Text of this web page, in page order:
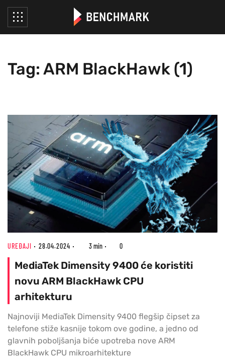
Tag: ARM BlackHawk (1)
UREĐAJI 28.04.2024 3 min 0
MediaTek Dimensity 9400 će koristiti
novu ARM BlackHawk CPU
arhitekturu
Najnoviji MediaTek Dimensity 9400 flegšip čipset za
telefone stiže kasnije tokom ove godine, a jedno od
glavnih poboljšanja biće upotreba nove ARM
BlackHawk CPU mikroarhitekture